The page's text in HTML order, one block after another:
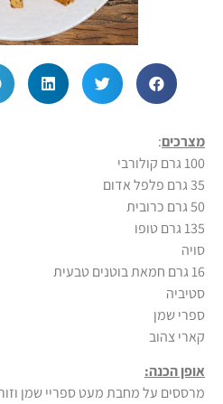
מצרכים:
100 גרם קולורבי
35 גרם פלפל אדום
50 גרם כרובית
135 גרם טופו
סויה
16 גרם חמאת בוטנים טבעית
סטיביה
ספרי שמן
קארי צהוב
אופן הכנה:
מרססים על מחבת מעט ספריי שמן